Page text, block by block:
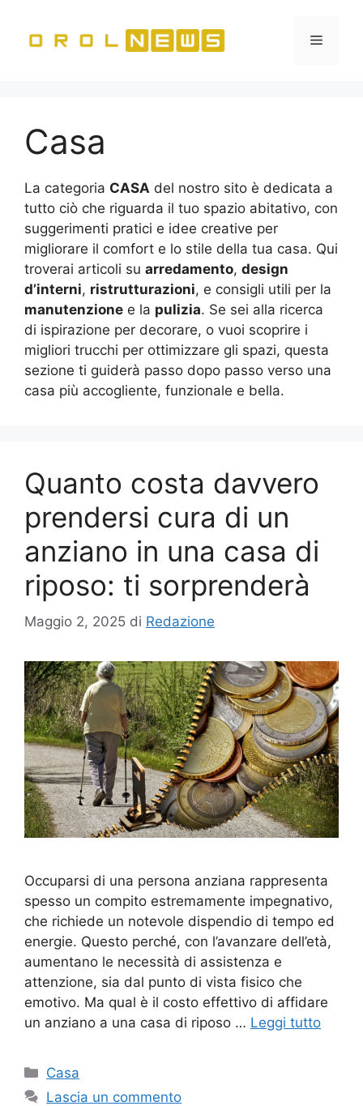
contenuto
Menu
Casa
La categoria CASA del nostro sito è dedicata a
tutto ciò che riguarda il tuo spazio abitativo, con
suggerimenti pratici e idee creative per
migliorare il comfort e lo stile della tua casa. Qui
troverai articoli su arredamento, design
d’interni, ristrutturazioni, e consigli utili per la
manutenzione e la pulizia. Se sei alla ricerca
di ispirazione per decorare, o vuoi scoprire i
migliori trucchi per ottimizzare gli spazi, questa
sezione ti guiderà passo dopo passo verso una
casa più accogliente, funzionale e bella.
Quanto costa davvero
prendersi cura di un
anziano in una casa di
riposo: ti sorprenderà
Maggio 2, 2025 di Redazione
Occuparsi di una persona anziana rappresenta
spesso un compito estremamente impegnativo,
che richiede un notevole dispendio di tempo ed
energie. Questo perché, con l’avanzare dell’età,
aumentano le necessità di assistenza e
attenzione, sia dal punto di vista fisico che
emotivo. Ma qual è il costo effettivo di affidare
un anziano a una casa di riposo … Leggi tutto
Categorie
Casa
Lascia un commento